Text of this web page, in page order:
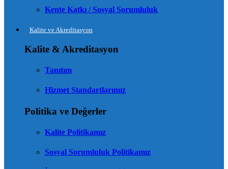
Kente Katkı / Sosyal Sorumluluk
Kalite ve Akreditasyon
Kalite & Akreditasyon
Tanıtım
Hizmet Standartlarımız
Politika ve Değerler
Kalite Politikamız
Sosyal Sorumluluk Politikamız